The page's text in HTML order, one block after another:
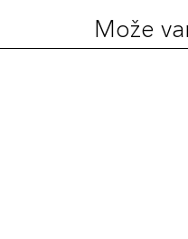
Može